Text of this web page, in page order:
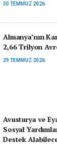
30 TEMMUZ 2026
Almanya’nın
2,66 Trilyon
29 TEMMUZ 2026
Avusturya ve
Sosyal
Destek